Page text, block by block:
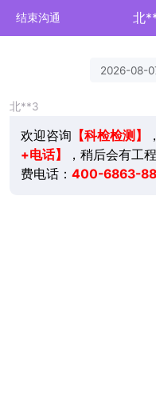
结束沟通 北
2026-08-
北**3
欢迎咨询 【科检检测】
+电话】
，稍后会有工
费电话： 400-6863-